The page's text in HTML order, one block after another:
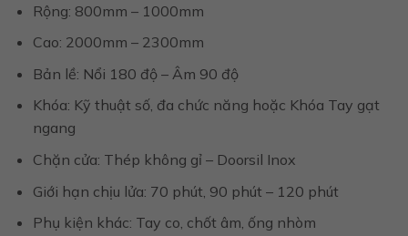
Rộng: 800mm – 1000mm
Cao: 2000mm – 2300mm
Bản lề: Nổi 180 độ – Âm 90 độ
Khóa: Kỹ thuật số, đa chức năng hoặc Khóa Tay gạt
ngang
Chặn cửa: Thép không gỉ – Doorsil Inox
Giới hạn chịu lửa: 70 phút, 90 phút – 120 phút
Phụ kiện khác: Tay co, chốt âm, ống nhòm